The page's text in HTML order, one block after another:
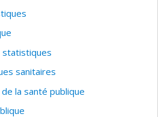
statistiques
sanitaires
la santé publique